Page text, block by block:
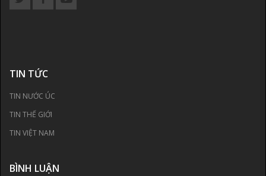
TIN TỨC
TIN NƯỚC ÚC
TIN THẾ GIỚI
TIN VIỆT NAM
BÌNH LUẬN